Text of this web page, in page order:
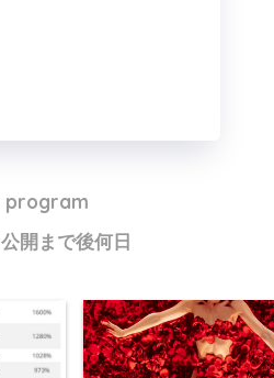
program
公開まで後何日